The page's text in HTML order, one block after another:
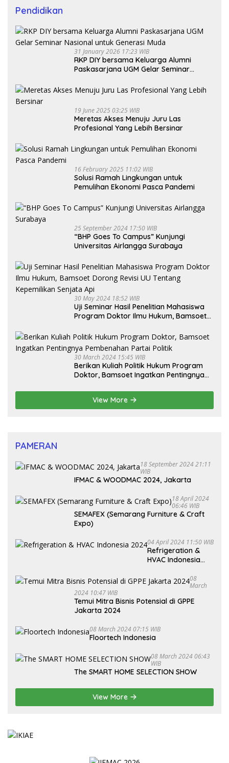
Pendidikan
31 January 2026 17:23 WIB
RKP DIY bersama Keluarga Alumni
Paskasarjana UGM Gelar Seminar
19 June 2025 03:25 WIB
Meretas Akses Menuju Juru Las
Profesional Yang Lebih Bersinar
16 February 2025 11:02 WIB
Solusi Ramah Lingkungan untuk
Pemulihan Ekonomi Pasca Pandemi
25 September 2024 17:50 WIB
“BHP Goes To Campus” Kunjungi
Universitas Airlangga Surabaya
30 May 2024 18:52 WIB
Uji Seminar Hasil Penelitian Mahasiswa
Program Doktor Ilmu Hukum, Bamsoet
Senjata Api
30 March 2024 15:45 WIB
Berikan Kuliah Politik Hukum Program
Doktor, Bamsoet Ingatkan Pentingnya
View More
PAMERAN
18 September 2024 21:11
WIB
IFMAC & WOODMAC 2024, Jakarta
18 April 2024
06:46 WIB
SEMAFEX (Semarang Furniture & Craft
Expo)
04 April 2024 11:50 WIB
Refrigeration &
HVAC Indonesia
08
March
2024 10:47 WIB
Temui Mitra Bisnis Potensial di GPPE
Jakarta 2024
08 March 2024 07:15 WIB
Floortech Indonesia
08 March 2024 06:43
WIB
The SMART HOME SELECTION SHOW
View More